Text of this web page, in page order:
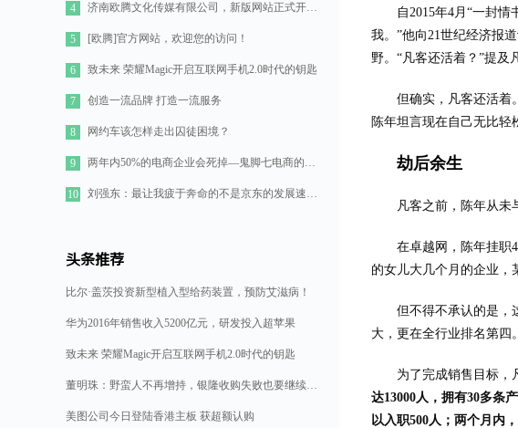
4 济南欧腾文化传媒有限公司，新版网站正式开通！
5 [欧腾]官方网站，欢迎您的访问！
6 致未来 荣耀Magic开启互联网手机2.0时代的钥匙
7 创造一流品牌 打造一流服务
8 网约车该怎样走出囚徒困境？
9 两年内50%的电商企业会死掉—鬼脚七电商的七点思考
10 刘强东：最让我疲于奔命的不是京东的发展速度，而是如何管理好11万人的队伍
头条推荐
比尔·盖茨投资新型植入型给药装置，预防艾滋病！
华为2016年销售收入5200亿元，研发投入超苹果
致未来 荣耀Magic开启互联网手机2.0时代的钥匙
董明珠：野蛮人不再增持，银隆收购失败也要继续造格力汽车
美图公司今日登陆香港主板 获超额认购
自2015年4月“一封
我。”他向21世纪经济报
野。“凡客还活着？”提及
但确实，凡客还活着
陈年坦言现在自己无比轻
劫后余生
凡客之前，陈年从未
在卓越网，陈年挂职
的女儿大几个月的企业，
但不得不承认的是，
大，更在全行业排名第四
为了完成销售目标，
达13000人，拥有30多条
以入职500人；两个月内